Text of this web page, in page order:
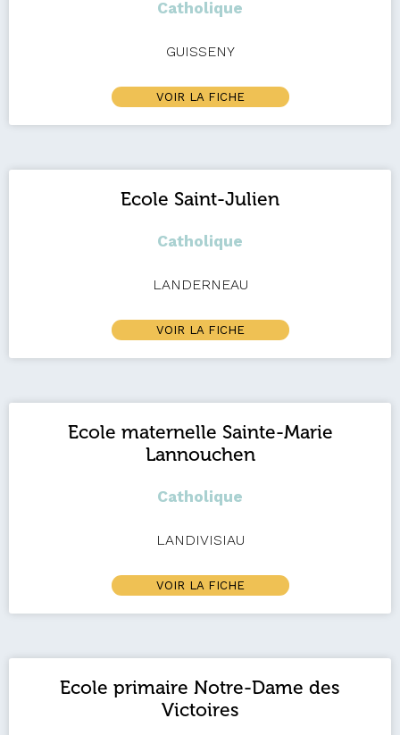
Catholique
GUISSENY
VOIR LA FICHE
Ecole Saint-Julien
Catholique
LANDERNEAU
VOIR LA FICHE
Ecole maternelle Sainte-Marie
Lannouchen
Catholique
LANDIVISIAU
VOIR LA FICHE
Ecole primaire Notre-Dame des
Victoires